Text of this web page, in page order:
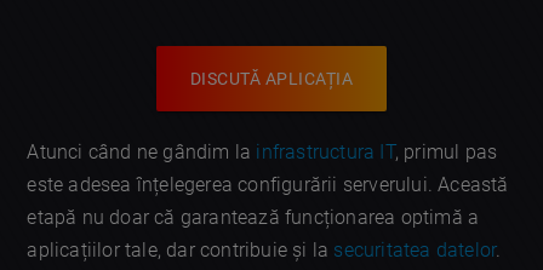
DISCUTĂ APLICAȚIA
Atunci când ne gândim la infrastructura IT, primul pas
este adesea înțelegerea configurării serverului. Această
etapă nu doar că garantează funcționarea optimă a
aplicațiilor tale, dar contribuie și la securitatea datelor.